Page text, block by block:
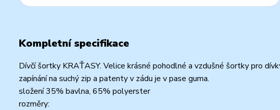
Kompletní specifikace
Dívčí šortky KRAŤASY. Velice krásné pohodlné a vzdušné šortky pro
zapínání na suchý zip a patenty v zádu je v pase guma.
složení 35% bavlna, 65% polyerster
rozměry: